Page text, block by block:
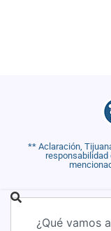
** Aclaración,
responsabilidad